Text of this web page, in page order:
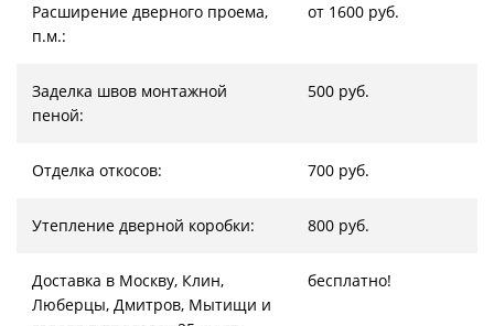
Расширение дверного проема,
п.м.:
от 1600 руб.
Заделка швов монтажной
пеной:
500 руб.
Отделка откосов: 700 руб.
Утепление дверной коробки: 800 руб.
Доставка в Москву, Клин,
Люберцы, Дмитров, Мытищи и
бесплатно!